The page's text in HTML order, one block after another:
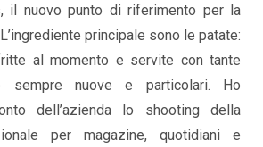
il nuovo punto di riferimento per la
principale sono le patate:
al momento e servite con tante
sempre nuove e particolari. Ho
dell’azienda lo shooting della
per magazine, quotidiani e